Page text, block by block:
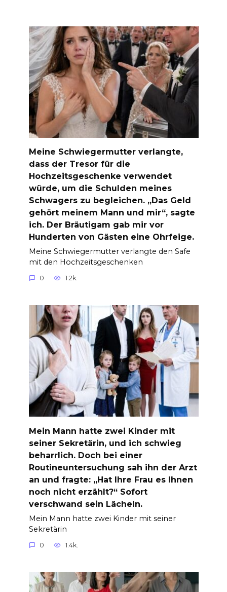
Meine Schwiegermutter verlangte,
dass der Tresor für die
Hochzeitsgeschenke verwendet
würde, um die Schulden meines
Schwagers zu begleichen. „Das Geld
gehört meinem Mann und mir“, sagte
ich. Der Bräutigam gab mir vor
Hunderten von Gästen eine Ohrfeige.
Meine Schwiegermutter verlangte den Safe
mit den Hochzeitsgeschenken
0 1.2k.
Mein Mann hatte zwei Kinder mit
seiner Sekretärin, und ich schwieg
beharrlich. Doch bei einer
Routineuntersuchung sah ihn der Arzt
an und fragte: „Hat Ihre Frau es Ihnen
noch nicht erzählt?“ Sofort
verschwand sein Lächeln.
Mein Mann hatte zwei Kinder mit seiner
Sekretärin
0 1.4k.